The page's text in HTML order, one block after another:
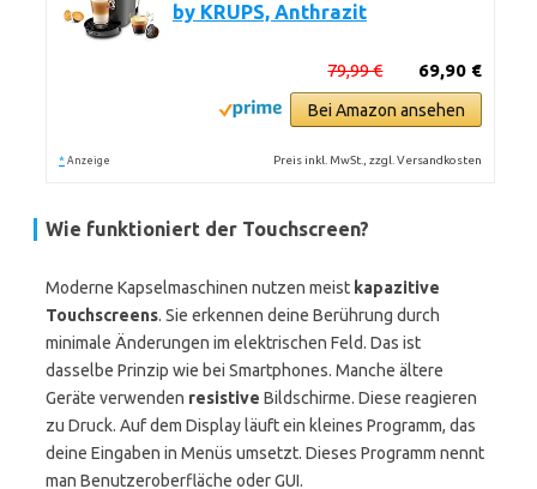
by KRUPS, Anthrazit
69,90 €
79,99 €
Bei Amazon ansehen
* Anzeige Preis inkl. MwSt., zzgl. Versandkosten
Wie funktioniert der Touchscreen?
Moderne Kapselmaschinen nutzen meist kapazitive
Touchscreens. Sie erkennen deine Berührung durch
minimale Änderungen im elektrischen Feld. Das ist
dasselbe Prinzip wie bei Smartphones. Manche ältere
Geräte verwenden resistive Bildschirme. Diese reagieren
zu Druck. Auf dem Display läuft ein kleines Programm, das
deine Eingaben in Menüs umsetzt. Dieses Programm nennt
man Benutzeroberfläche oder GUI.